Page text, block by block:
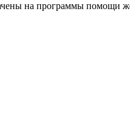
на программы помощи